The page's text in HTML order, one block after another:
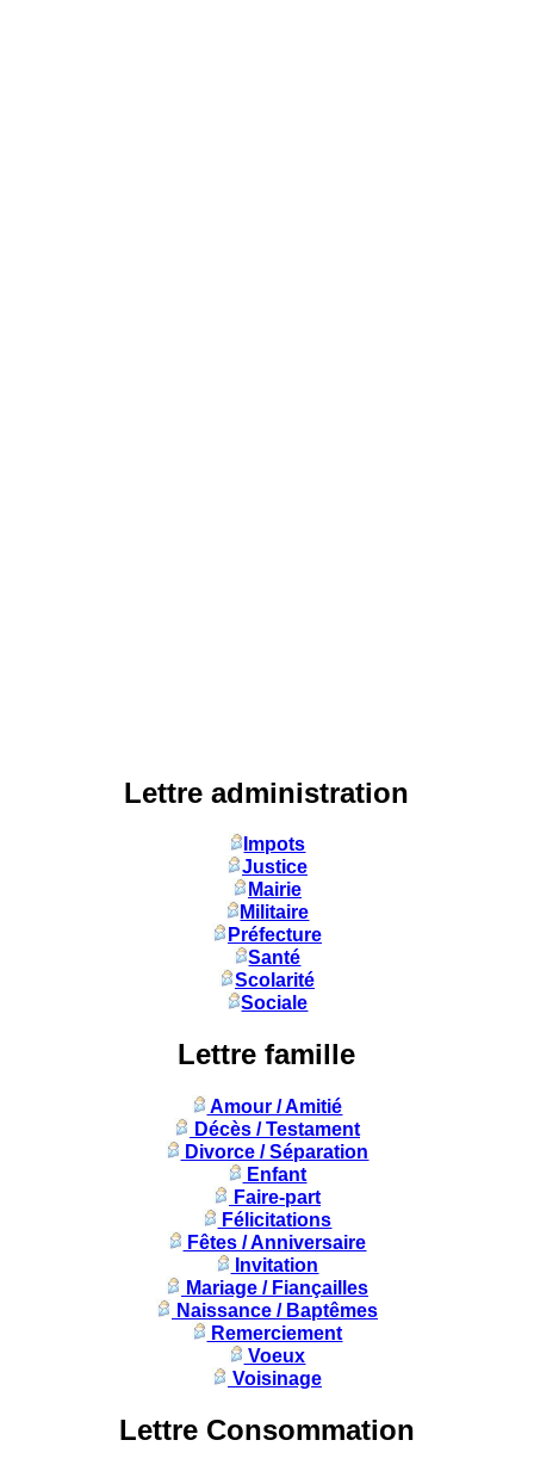
Lettre administration
Impots
Justice
Mairie
Militaire
Préfecture
Santé
Scolarité
Sociale
Lettre famille
Amour / Amitié
Décès / Testament
Divorce / Séparation
Enfant
Faire-part
Félicitations
Fêtes / Anniversaire
Invitation
Mariage / Fiançailles
Naissance / Baptêmes
Remerciement
Voeux
Voisinage
Lettre Consommation